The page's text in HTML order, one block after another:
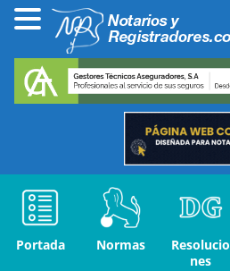
Portada Normas
Resolucio
nes